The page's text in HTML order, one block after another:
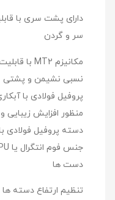
دارای پشت سری با
سر و گردن
نسبی نشیمن و پشتی
پروفیل فولادی با
منظور افزایش
دسته پروفیل فولادی
دست ها
تنظیم ارتفاع دسته